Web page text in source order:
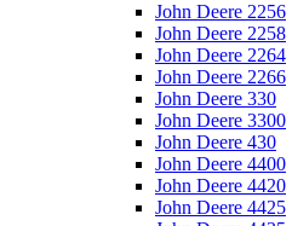
John Deere 2256
John Deere 2258
John Deere 2264
John Deere 2266
John Deere 330
John Deere 3300
John Deere 430
John Deere 4400
John Deere 4420
John Deere 4425